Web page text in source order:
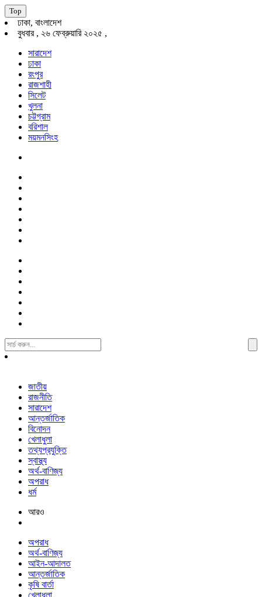
Top
ঢাকা, বাংলাদেশ
বুধবার , ২৬ ফেব্রুয়ারি ২০২৫ ,
সারাদেশ
ঢাকা
রংপুর
রাজশাহী
সিলেট
খুলনা
চট্টগ্রাম
বরিশাল
ময়মনসিংহ
Search
For:
জাতীয়
রাজনীতি
সারাদেশ
আন্তর্জাতিক
বিনোদন
খেলাধুলা
তথ্যপ্রযুক্তি
স্বাস্থ্য
অর্থ-বাণিজ্য
অপরাধ
ধর্ম
আরও
অপরাধ
অর্থ-বাণিজ্য
আইন-আদালত
আন্তর্জাতিক
কৃষি বার্তা
খেলাধুলা